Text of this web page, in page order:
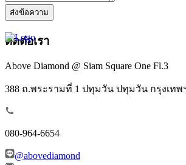
ส่งข้อความ
ติดต่อเรา
Above Diamond @ Siam Square One Fl.3
388 ถ.พระรามที่ 1 ปทุมวัน ปทุมวัน กรุงเทพ
080-964-6654
@abovediamond